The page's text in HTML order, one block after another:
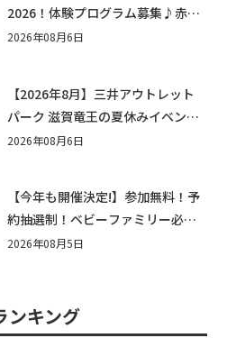
2026！体験プログラム募集♪赤ち
ゃん向けイベントに出演しません
2026年08月6日
【2026年8月】三井アウトレット
パーク 滋賀竜王の夏休みイベント
まとめ！びしょぬれ水あそび・激
2026年08月6日
【今年も開催決定!】参加無料！予
約抽選制！ベビーファミリー必見
☆入場無料☆10/29(木)30(金)ママ
2026年08月5日
ンキング